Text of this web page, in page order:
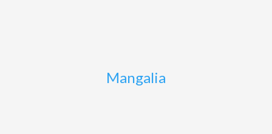
Mangalia